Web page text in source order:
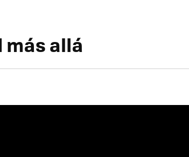
más allá